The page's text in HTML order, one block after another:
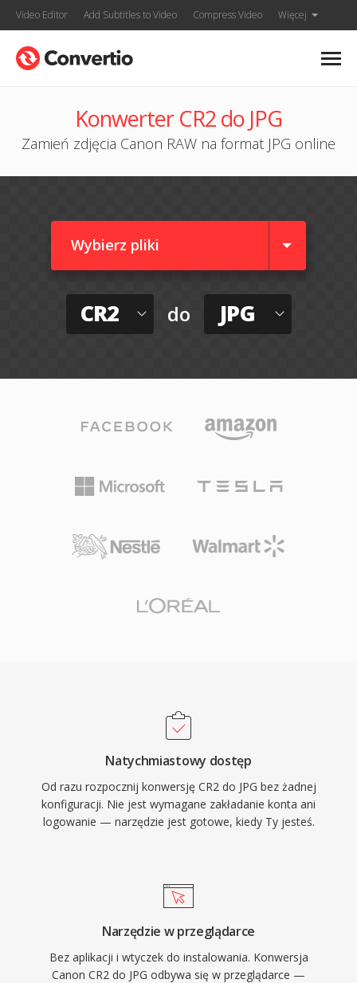
Video Editor Add Subtitles to Video Compress Video Więcej
Konwerter CR2 do JPG
Zamień zdjęcia Canon RAW na format JPG online
Wybierz pliki
CR2 do JPG
Natychmiastowy dostęp
Od razu rozpocznij konwersję CR2 do JPG bez żadnej
konfiguracji. Nie jest wymagane zakładanie konta ani
logowanie — narzędzie jest gotowe, kiedy Ty jesteś.
Narzędzie w przeglądarce
Bez aplikacji i wtyczek do instalowania. Konwersja
Canon CR2 do JPG odbywa się w przeglądarce —